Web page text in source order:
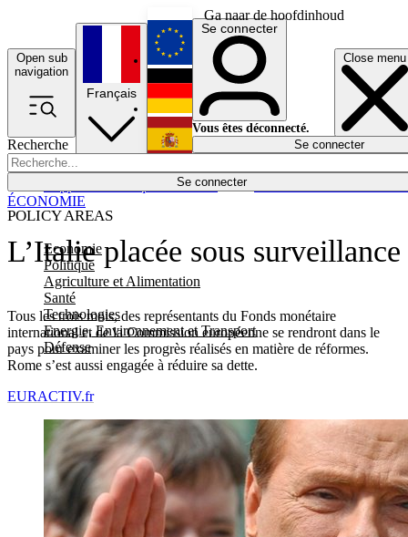
Ga naar de hoofdinhoud
Open sub
navigation
Close menu
Recherche
Se connecter
POLICY AREAS
Economie
Politique
Agriculture et Alimentation
Santé
Technologies
Energie, Environnement et Transport
Défense
Économie
Français
English
Deutsch
Español
Se connecter
Vous êtes déconnecté.
Se connecter
L’Italie placée sous surveillance
Tous les trois mois, des représentants du Fonds monétaire
international et de la Commission européenne se rendront dans le
pays pour examiner les progrès réalisés en matière de réformes.
Rome s’est aussi engagée à réduire sa dette.
ÉCONOMIE
EURACTIV.fr